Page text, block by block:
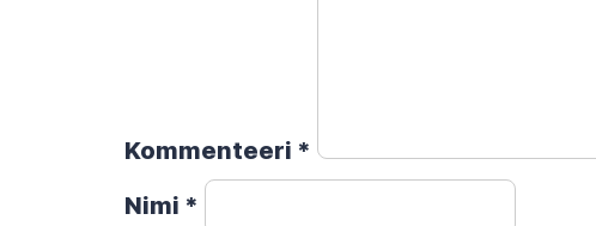
Kommenteeri *
Nimi *